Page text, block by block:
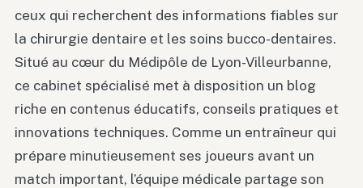
ceux qui recherchent des informations fiables sur
la chirurgie dentaire et les soins bucco-dentaires.
Situé au cœur du Médipôle de Lyon-Villeurbanne,
ce cabinet spécialisé met à disposition un blog
riche en contenus éducatifs, conseils pratiques et
innovations techniques. Comme un entraîneur qui
prépare minutieusement ses joueurs avant un
match important, l’équipe médicale partage son